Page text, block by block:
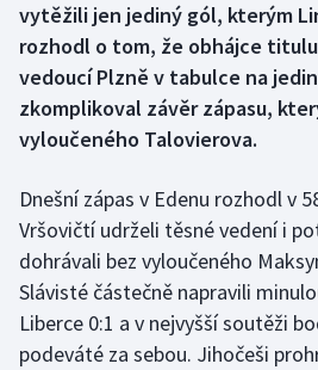
Curling
Dostihy
Futsal
Golf
Gymnastika
vytěžili jen jediný gól, kterým
rozhodl o tom, že obhájce
vedoucí Plzně v tabulce na
zkomplikoval závěr zápasu,
vyloučeného Talovierova.
Dnešní zápas v Edenu rozhodl v
Vršovičtí udrželi těsné vedení i
dohrávali bez vyloučeného
Slávisté částečně napravili
Liberce 0:1 a v nejvyšší soutěži
podeváté za sebou. Jihočeši